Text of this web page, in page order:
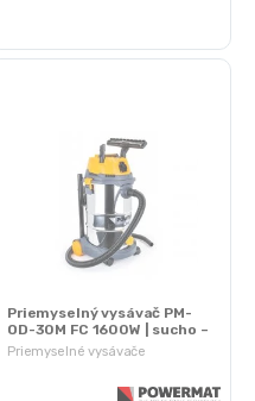
Priemyselné vysávače
Priemyselný vysávač PM-
OD-30M FC 1600W | sucho –
mokro